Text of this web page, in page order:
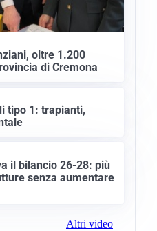
oltre 1.200
di Cremona
tipo 1: trapianti,
il bilancio 26-28: più
senza aumentare
Altri video